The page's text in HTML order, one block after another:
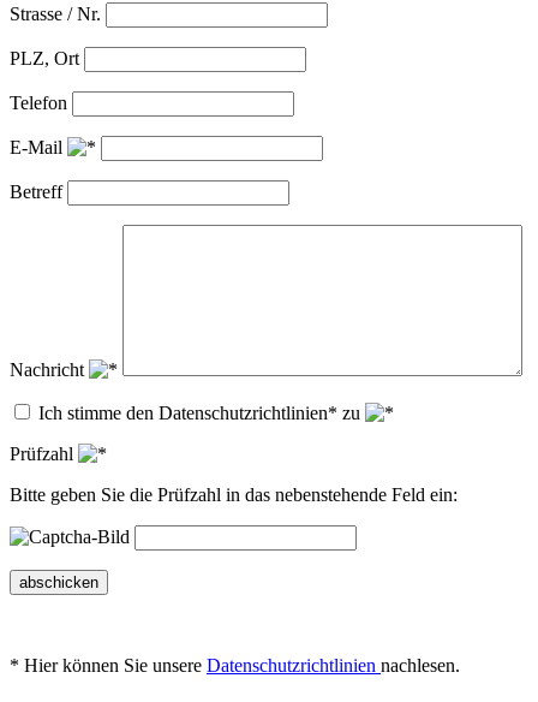
Strasse / Nr.
PLZ, Ort
Telefon
E-Mail
Betreff
Nachricht
Ich stimme den Datenschutzrichtlinien* zu
Prüfzahl
Bitte geben Sie die Prüfzahl in das nebenstehende Feld ein:
abschicken
* Hier können Sie unsere Datenschutzrichtlinien nachlesen.